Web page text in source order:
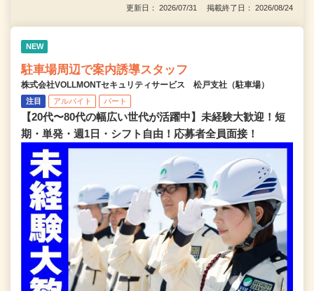
更新日： 2026/07/31 掲載終了日： 2026/08/24
NEW
駐車場周辺で案内誘導スタッフ
株式会社VOLLMONTセキュリティサービス 松戸支社（駐車場）
注目 アルバイト パート
【20代〜80代の幅広い世代が活躍中】未経験大歓迎！短
期・単発・週1日・シフト自由！応募者全員面接！